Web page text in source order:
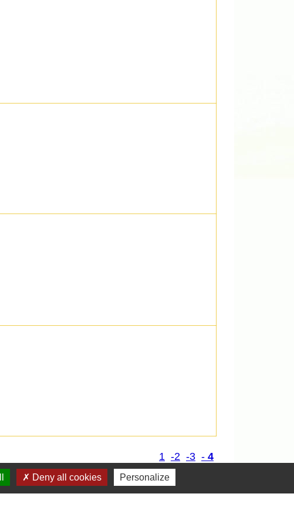
1 -2 -3 - 4
Deny all cookies Personalize